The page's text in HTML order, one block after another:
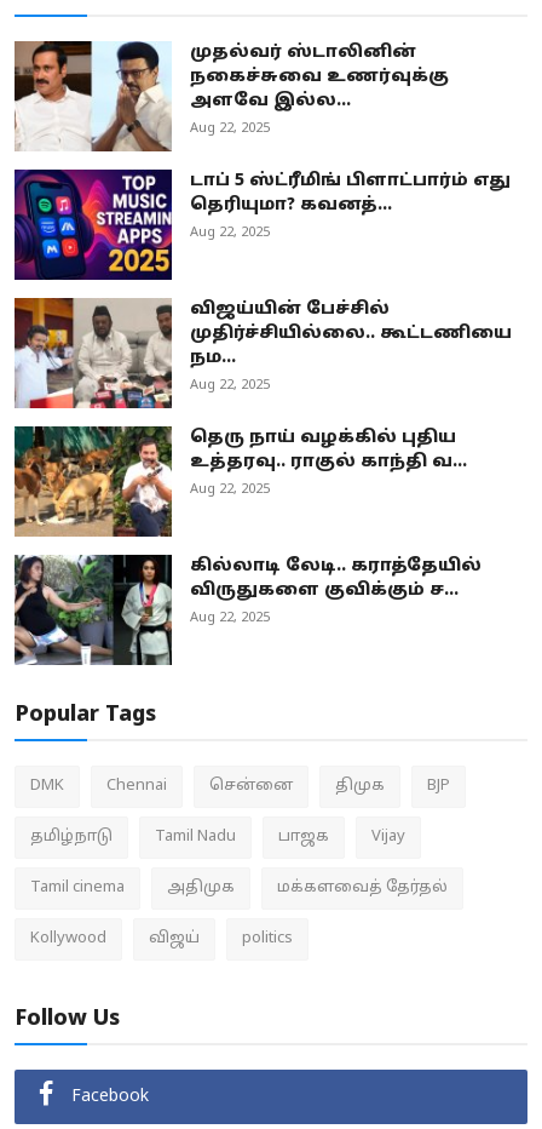
முதல்வர் ஸ்டாலினின்
நகைச்சுவை உணர்வுக்கு
அளவே இல்ல...
Aug 22, 2025
டாப் 5 ஸ்ட்ரீமிங் பிளாட்பார்ம் எது
தெரியுமா? கவனத்...
Aug 22, 2025
விஜய்யின் பேச்சில்
முதிர்ச்சியில்லை.. கூட்டணியை
நம...
Aug 22, 2025
தெரு நாய் வழக்கில் புதிய
உத்தரவு.. ராகுல் காந்தி வ...
Aug 22, 2025
கில்லாடி லேடி.. கராத்தேயில்
விருதுகளை குவிக்கும் ச...
Aug 22, 2025
Popular Tags
DMK Chennai சென்னை திமுக BJP
தமிழ்நாடு Tamil Nadu பாஜக Vijay
Tamil cinema அதிமுக மக்களவைத் தேர்தல்
Kollywood விஜய் politics
Follow Us
Facebook